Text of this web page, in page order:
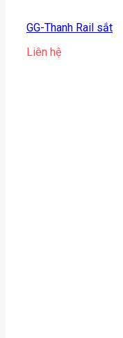
GG-Thanh Rail sắt
Liên hệ